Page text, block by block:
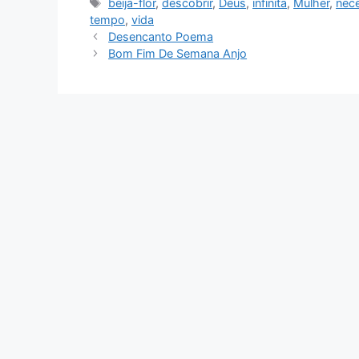
beija-flor,descobrir, Deus, infinita, Mulher,
tempo, vida
Desencanto Poema
Bom Fim De Semana Anjo